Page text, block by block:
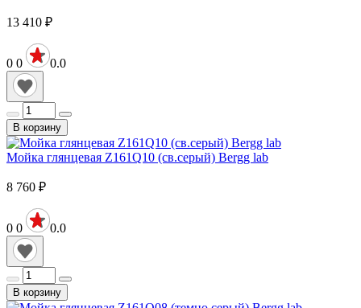
13 410 ₽
0 0 0.0
В корзину
Мойка глянцевая Z161Q10 (св.серый) Bergg lab
8 760 ₽
0 0 0.0
В корзину